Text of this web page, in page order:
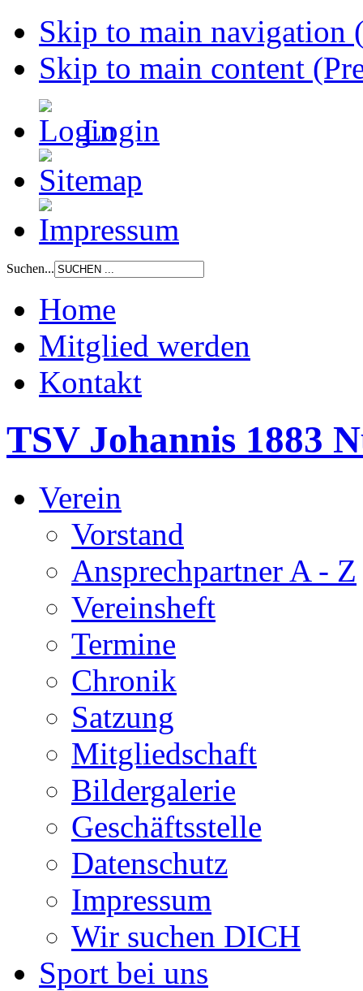
Skip to main navigation
Skip to main content
Login
Suchen...
Home
Mitglied werden
Kontakt
TSV Johannis 1883
Verein
Vorstand
Ansprechpartner A - Z
Vereinsheft
Termine
Chronik
Satzung
Mitgliedschaft
Bildergalerie
Geschäftsstelle
Datenschutz
Impressum
Wir suchen DICH
Sport bei uns